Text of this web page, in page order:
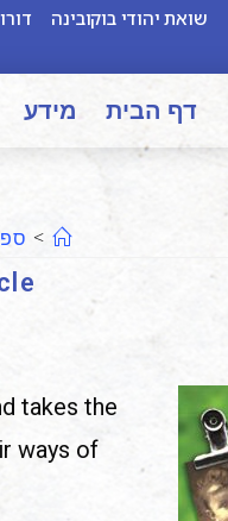
שואת יהודי בוקובינה
דף הבית מידע
>
takes the
ways of